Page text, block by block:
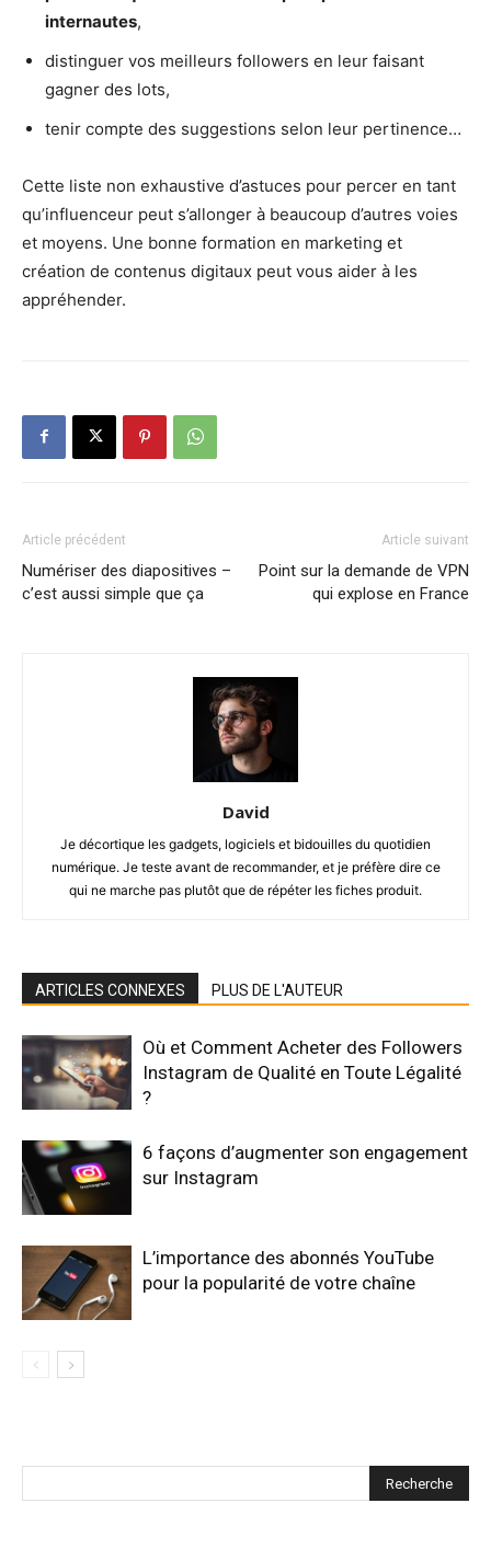
internautes,
distinguer vos meilleurs followers en leur faisant
gagner des lots,
tenir compte des suggestions selon leur pertinence…
Cette liste non exhaustive d’astuces pour percer en tant
qu’influenceur peut s’allonger à beaucoup d’autres voies
et moyens. Une bonne formation en marketing et
création de contenus digitaux peut vous aider à les
appréhender.
Article précédent
Numériser des diapositives –
c’est aussi simple que ça
Article suivant
Point sur la demande de VPN
qui explose en France
David
Je décortique les gadgets, logiciels et bidouilles du quotidien
numérique. Je teste avant de recommander, et je préfère dire ce
qui ne marche pas plutôt que de répéter les fiches produit.
ARTICLES CONNEXES PLUS DE L'AUTEUR
Où et Comment Acheter des Followers
Instagram de Qualité en Toute Légalité
?
6 façons d’augmenter son engagement
sur Instagram
L’importance des abonnés YouTube
pour la popularité de votre chaîne